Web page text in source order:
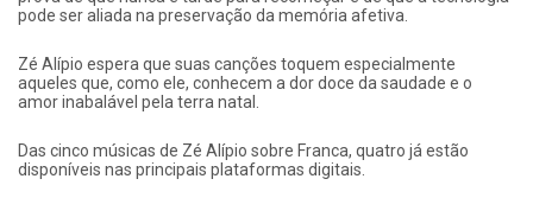
pode ser aliada na preservação da memória afetiva.
Zé Alípio espera que suas canções toquem especialmente
aqueles que, como ele, conhecem a dor doce da saudade e o
amor inabalável pela terra natal.
Das cinco músicas de Zé Alípio sobre Franca, quatro já estão
disponíveis nas principais plataformas digitais.